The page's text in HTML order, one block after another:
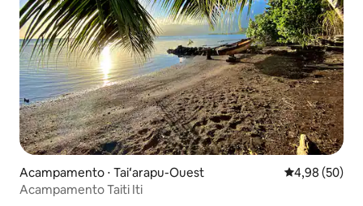
Acampamento ⋅ Taiʻarapu-Ouest 4,98 de uma
4,98 (50)
Acampamento Taiti Iti